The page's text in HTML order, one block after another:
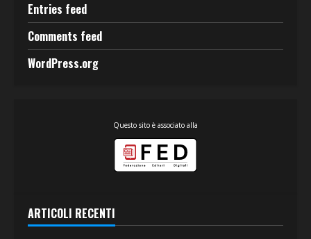
Entries feed
Comments feed
WordPress.org
Questo sito è associato alla
ARTICOLI RECENTI